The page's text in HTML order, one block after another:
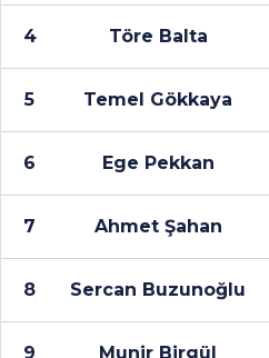
4 Töre Balta
5 Temel Gökkaya
6 Ege Pekkan
7 Ahmet Şahan
8 Sercan Buzunoğlu
9 Munir Birgül